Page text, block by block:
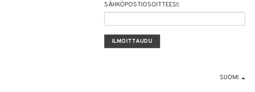
SÄHKÖPOSTIOSOITTEESI:
SUOMI